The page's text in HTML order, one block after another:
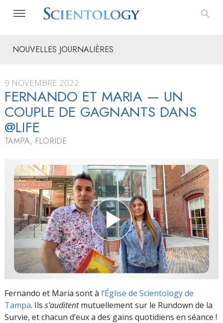
NOUVELLES JOURNALIÈRES
9 NOVEMBRE 2022
FERNANDO ET MARIA — UN
COUPLE DE GAGNANTS DANS
@LIFE
TAMPA, FLORIDE
Fernando et Maria sont à l’Église de Scientology de
Tampa. Ils s’auditentmutuellement sur le Rundown de la
Survie, et chacun d’eux a des gains quotidiens en séance !